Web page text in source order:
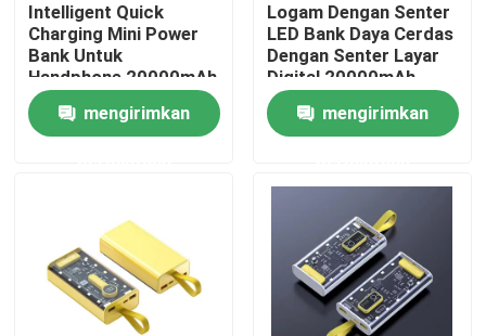
Hubungi kami
Permintaan Penawaran
Sel Baterai Litium Besi Fosfat
Baterai Lithium Inverter Rumah
Intelligent Quick
Charging Mini Power
Bank Untuk
Handphone 20000mAh
Dengan senter
mengirimkan
Logam Dengan Senter
LED Bank Daya Cerdas
Dengan Senter Layar
Digital 20000mAh
mengirimkan